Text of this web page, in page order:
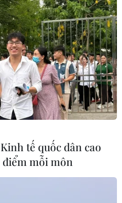
chí Cách mạng
đòn bẩy để tiếp cận công
tế quốc dân cao
mỗi môn